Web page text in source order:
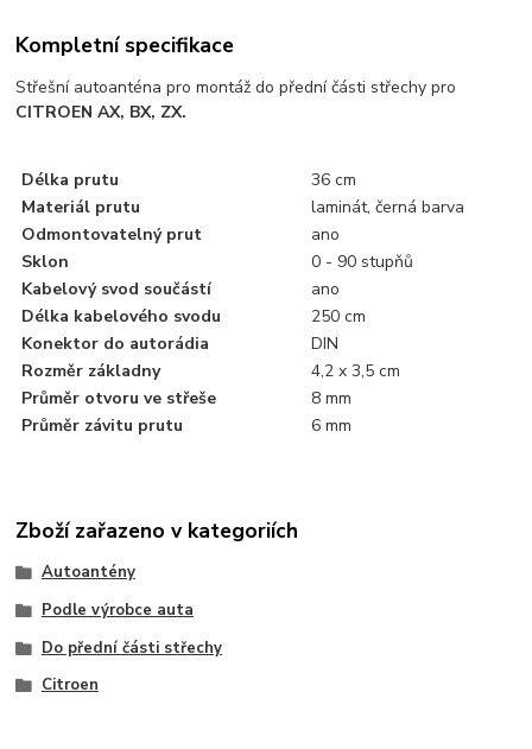
Kompletní specifikace
Střešní autoanténa pro montáž do přední části střechy pro
CITROEN AX, BX, ZX.
Délka prutu
36 cm
Materiál prutu
laminát, černá barva
Odmontovatelný prut
ano
Sklon
0 - 90 stupňů
Kabelový svod součástí
ano
Délka kabelového svodu
250 cm
Konektor do autorádia
DIN
Rozměr základny
4,2 x 3,5 cm
Průměr otvoru ve střeše
8 mm
Průměr závitu prutu
6 mm
Zboží zařazeno v kategoriích
Autoantény
Podle výrobce auta
Do přední části střechy
Citroen